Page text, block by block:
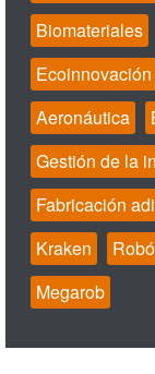
Biomateriales
Ecoinnovación
Aeronáutica
Gestión de la
Fabricación
Kraken
Megarob